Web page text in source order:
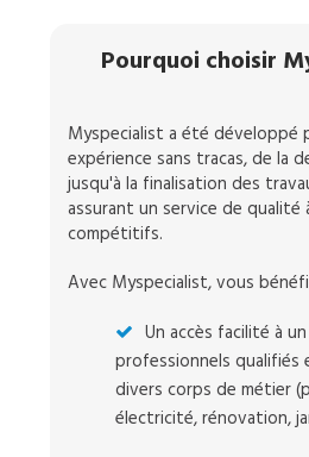
Pourquoi choisir
Myspecialist a été développé
expérience sans tracas, de la
jusqu'à la finalisation des
assurant un service de qualité
compétitifs.
Avec Myspecialist, vous
Un accès facilité à
professionnels qualifiés
divers corps de métier
électricité, rénovation,